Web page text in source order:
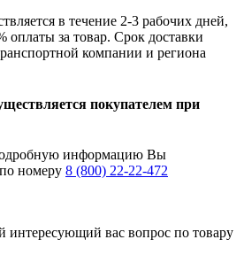
в течение 2-3 рабочих дней,
оплаты за товар. Срок доставки
компании и региона
покупателем при
информацию Вы
номеру 8 (800) 22-22-472
интересующий вас вопрос по товару